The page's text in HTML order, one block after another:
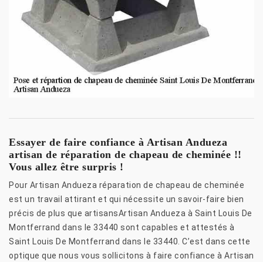
Essayer de faire confiance à Artisan Andueza
artisan de réparation de chapeau de cheminée !!
Vous allez être surpris !
Pour Artisan Andueza réparation de chapeau de cheminée
est un travail attirant et qui nécessite un savoir-faire bien
précis de plus que artisansArtisan Andueza à Saint Louis De
Montferrand dans le 33440 sont capables et attestés à
Saint Louis De Montferrand dans le 33440. C’est dans cette
optique que nous vous sollicitons à faire confiance à Artisan